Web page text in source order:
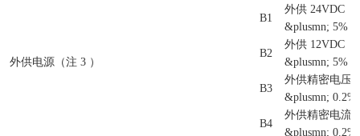
外供电源（注 3 ）
B1
外供 24VDC
&plusmn; 5%
B2
外供 12VDC
&plusmn; 5%
B3
外供精密电压
&plusmn;
B4
外供精密电流
&plusmn;